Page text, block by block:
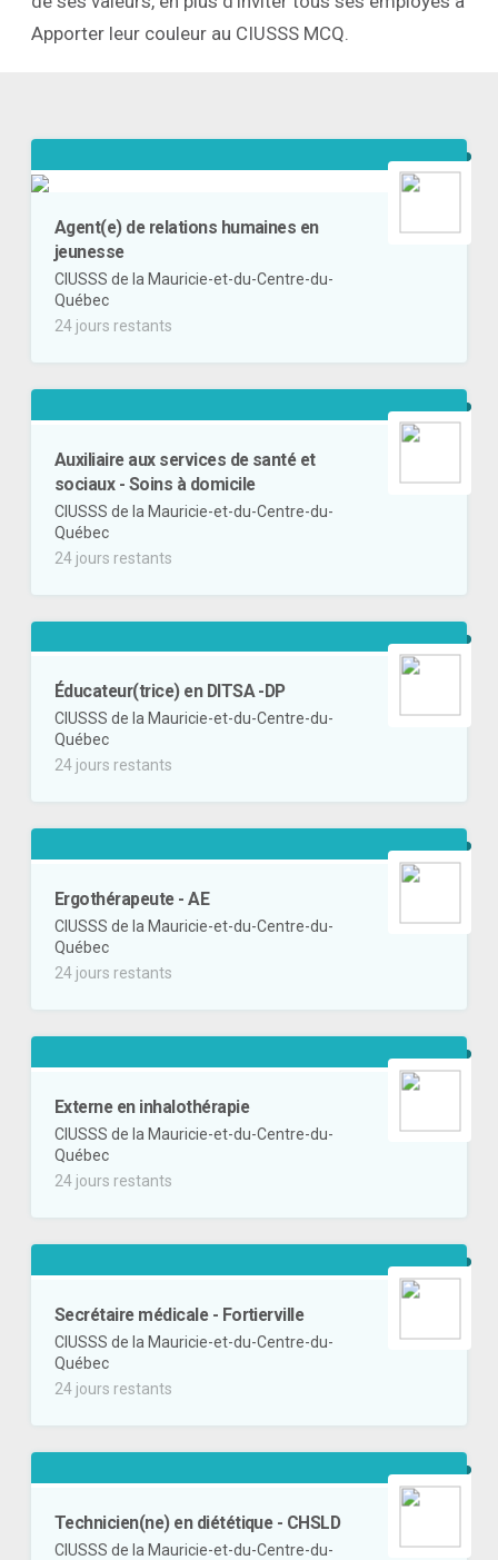
Apporter leur couleur au CIUSSS MCQ.
Agent(e) de relations humaines en
jeunesse
CIUSSS de la Mauricie-et-du-Centre-du-
Québec
24 jours restants
Auxiliaire aux services de santé et
sociaux - Soins à domicile
CIUSSS de la Mauricie-et-du-Centre-du-
Québec
24 jours restants
Éducateur(trice) en DITSA -DP
CIUSSS de la Mauricie-et-du-Centre-du-
Québec
24 jours restants
Ergothérapeute - AE
CIUSSS de la Mauricie-et-du-Centre-du-
Québec
24 jours restants
Externe en inhalothérapie
CIUSSS de la Mauricie-et-du-Centre-du-
Québec
24 jours restants
Secrétaire médicale - Fortierville
CIUSSS de la Mauricie-et-du-Centre-du-
Québec
24 jours restants
Technicien(ne) en diététique - CHSLD
CIUSSS de la Mauricie-et-du-Centre-du-